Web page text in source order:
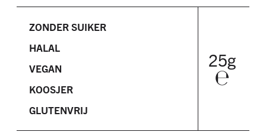
ZONDER SUIKER
HALAL
VEGAN
KOOSJER
GLUTENVRIJ
25g
℮